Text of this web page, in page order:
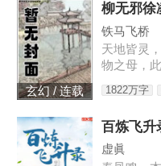
玄幻 / 连载
柳无邪徐
铁马飞桥
天地皆灵
物之母，
神，踏天
1822万字
百炼飞升
虚眞